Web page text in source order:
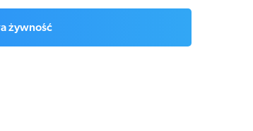
żywność